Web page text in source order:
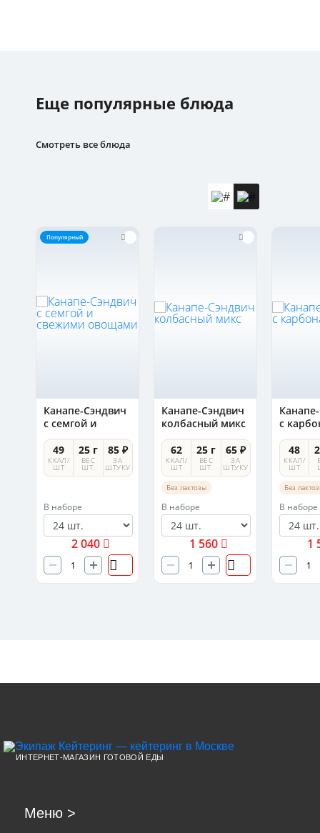
Еще популярные блюда
Смотреть все блюда
Популярный
Канапе-Сэндвич
с семгой и
свежими
овощами
49
ККАЛ/
ШТ
25 г
ВЕС
ШТ.
85 ₽
ЗА
ШТУКУ
В наборе
2 040
Канапе-Сэндвич
колбасный микс
62
ККАЛ/
ШТ
25 г
ВЕС
ШТ.
65 ₽
ЗА
ШТУКУ
Без лактозы
В наборе
1 560
с
48
ККАЛ/
ШТ
Без
В наборе
1
ИНТЕРНЕТ-МАГАЗИН ГОТОВОЙ ЕДЫ
Меню >